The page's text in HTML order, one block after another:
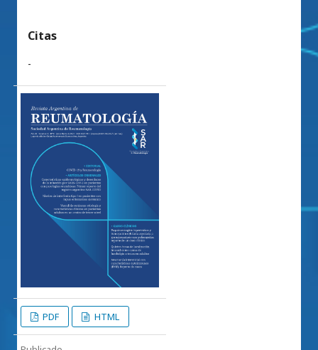
Citas
-
PDF HTML